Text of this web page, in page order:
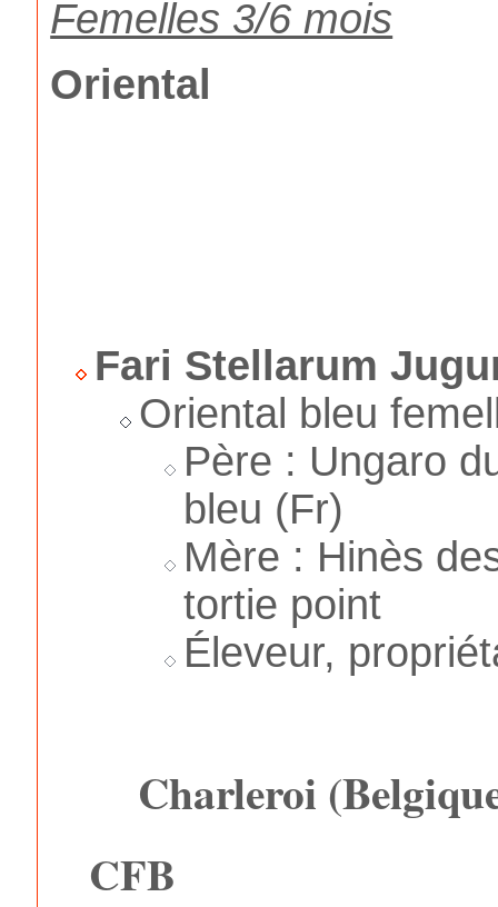
Femelles 3/6 mois
Oriental
Fari Stellarum
Oriental bleu
Père : Ungaro
bleu (Fr)
Mère : Hinès
tortie point
Éleveur,
Charleroi
CFB